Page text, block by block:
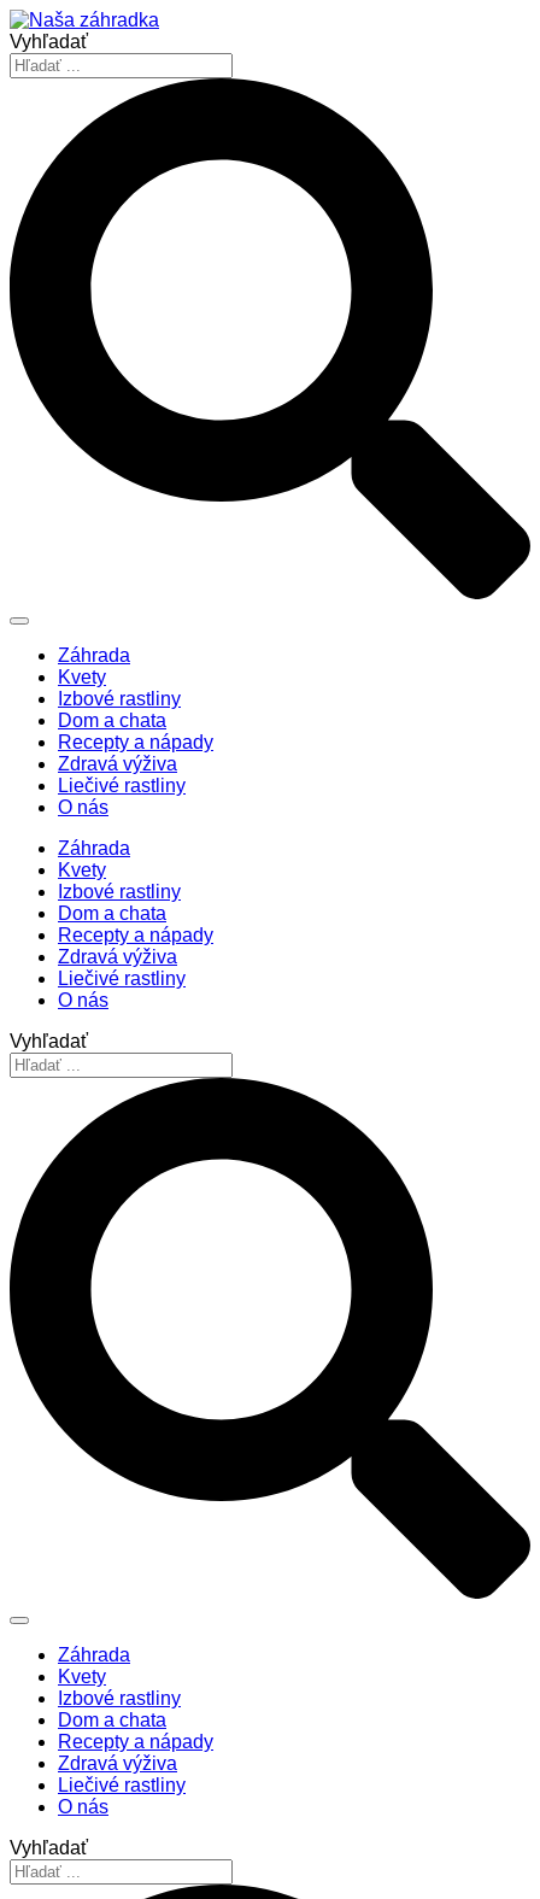
Vyhľadať
Záhrada
Kvety
Izbové rastliny
Dom a chata
Recepty a nápady
Zdravá výživa
Liečivé rastliny
O nás
Záhrada
Kvety
Izbové rastliny
Dom a chata
Recepty a nápady
Zdravá výživa
Liečivé rastliny
O nás
Vyhľadať
Záhrada
Kvety
Izbové rastliny
Dom a chata
Recepty a nápady
Zdravá výživa
Liečivé rastliny
O nás
Vyhľadať